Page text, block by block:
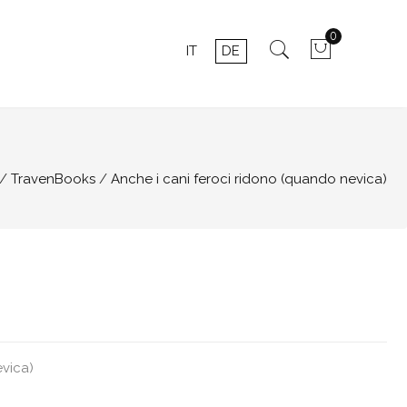
0
IT DE
TravenBooks Anche i cani feroci ridono (quando nevica)